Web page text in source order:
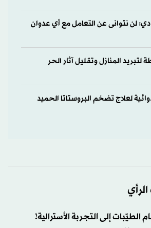
لن نتوانى عن التعامل مع أي عدوان
المنازل وتقليل آثار الحر
لعلاج تضخم البروستاتا الحميد
الطيّبات إلى التجربة الأسترالية!